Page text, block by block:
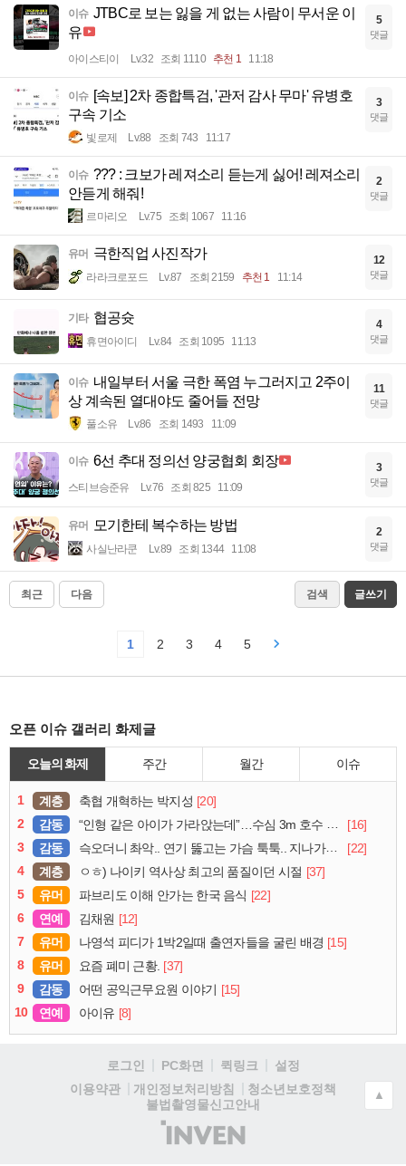
이슈 JTBC로 보는 잃을 게 없는 사람이 무서운 이
유
아이스티이 Lv.32 조회 1110 추천 1 11:18
5
댓글
이슈 [속보] 2차 종합특검, '관저 감사 무마' 유병호
구속 기소
빛로제 Lv.88 조회 743 11:17
3
댓글
이슈 ??? : 크보가 레져소리 듣는게 싫어! 레져소리
안듣게 해줘!
르마리오 Lv.75 조회 1067 11:16
2
댓글
유머 극한직업 사진작가
라라크로포드 Lv.87 조회 2159 추천 1 11:14
12
댓글
기타 협공슛
휴면아이디 Lv.84 조회 1095 11:13
4
댓글
이슈 내일부터 서울 극한 폭염 누그러지고 2주이
상 계속된 열대야도 줄어들 전망
풀소유 Lv.86 조회 1493 11:09
11
댓글
이슈 6선 추대 정의선 양궁협회 회장
스티브승준유 Lv.76 조회 825 11:09
3
댓글
유머 모기한테 복수하는 방법
사실난라쿤 Lv.89 조회 1344 11:08
2
댓글
최근 다음 검색 글쓰기
1 2 3 4 5
오픈 이슈 갤러리 화제글
오늘의 화제 주간 월간 이슈
1 계층 축협 개혁하는 박지성 [20]
2
감동 “인형 같은 아이가 가라앉는데”…수심 3m 호수 뛰어든 60대 의인
[16]
3
감동 슥오더니 촤악.. 연기 뚫고는 가슴 툭툭.. 지나가던 아재의 정체
[22]
4
계층 ㅇㅎ) 나이키 역사상 최고의 품질이던 시절 [37]
5
유머 파브리도 이해 안가는 한국 음식 [22]
6
연예 김채원 [12]
7
유머 나영석 피디가 1박2일때 출연자들을 굴린 배경 [15]
8
유머 요즘 폐미 근황. [37]
9
감동 어떤 공익근무요원 이야기 [15]
10
연예 아이유 [8]
로그인 PC화면 퀵링크
설정
이용약관
개인정보처리방침
청소년보호정책
불법촬영물신고안내
(주)
인
▲